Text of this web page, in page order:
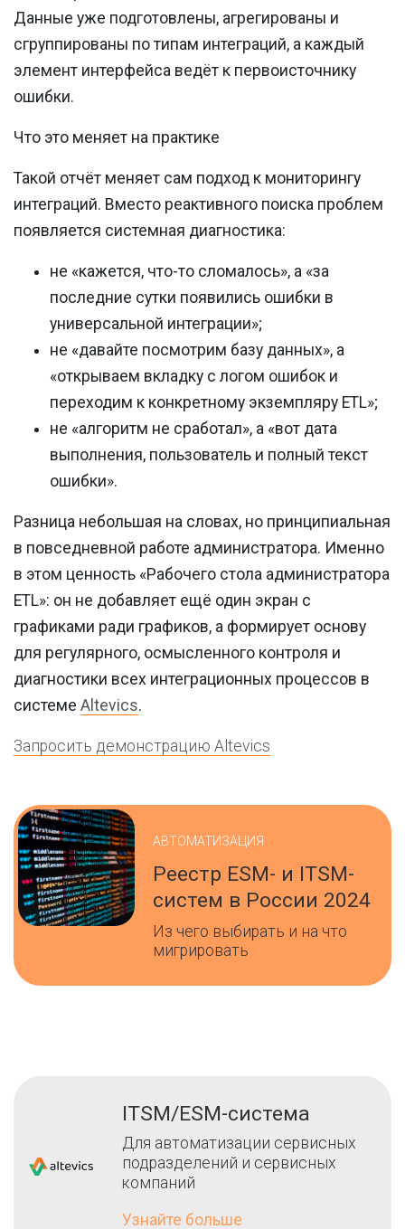
Данные уже подготовлены, агрегированы и
сгруппированы по типам интеграций, а каждый
элемент интерфейса ведёт к первоисточнику
ошибки.
Что это меняет на практике
Такой отчёт меняет сам подход к мониторингу
интеграций. Вместо реактивного поиска проблем
появляется системная диагностика:
не «кажется, что-то сломалось», а «за
последние сутки появились ошибки в
универсальной интеграции»;
не «давайте посмотрим базу данных», а
«открываем вкладку с логом ошибок и
переходим к конкретному экземпляру ETL»;
не «алгоритм не сработал», а «вот дата
выполнения, пользователь и полный текст
ошибки».
Разница небольшая на словах, но принципиальная
в повседневной работе администратора. Именно
в этом ценность «Рабочего стола администратора
ETL»: он не добавляет ещё один экран с
графиками ради графиков, а формирует основу
для регулярного, осмысленного контроля и
диагностики всех интеграционных процессов в
системе Altevics.
Запросить демонстрацию Altevics
АВТОМАТИЗАЦИЯ
Реестр ESM- и ITSM-
систем в России 2024
Из чего выбирать и на что
мигрировать
ITSM/ESM-система
Для автоматизации сервисных
подразделений и сервисных
компаний
Узнайте больше